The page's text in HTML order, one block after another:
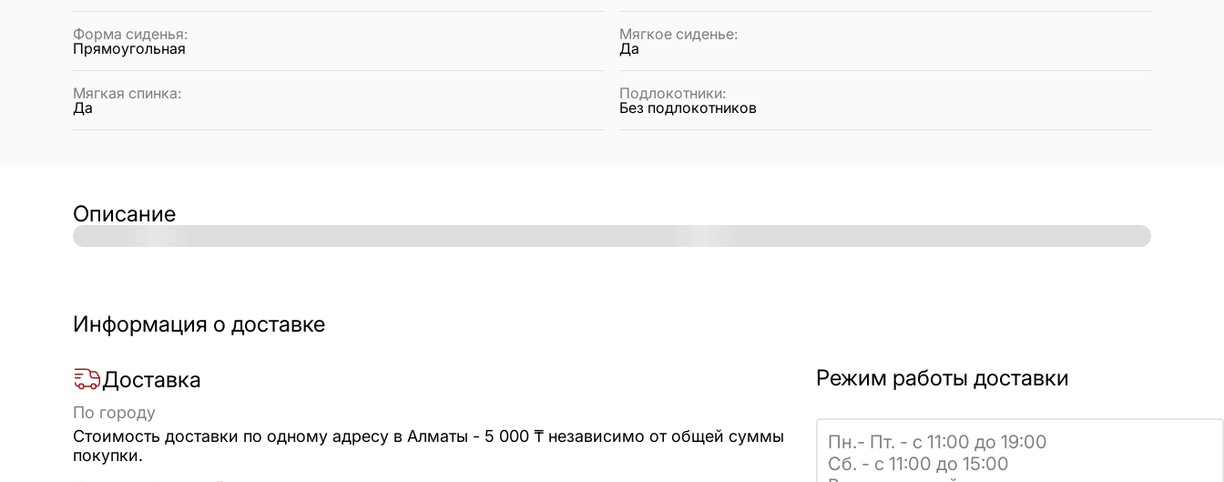
Форма сиденья:
Прямоугольная
Мягкое сиденье:
Да
Мягкая спинка:
Да
Подлокотники:
Без подлокотников
Описание
Информация о доставке
Доставка
По городу
Стоимость доставки по одному адресу в Алматы - 5 000 ₸ независимо от общей суммы
покупки.
Режим работы доставки
Пн.- Пт. - с 11:00 до 19:00
Сб. - с 11:00 до 15:00